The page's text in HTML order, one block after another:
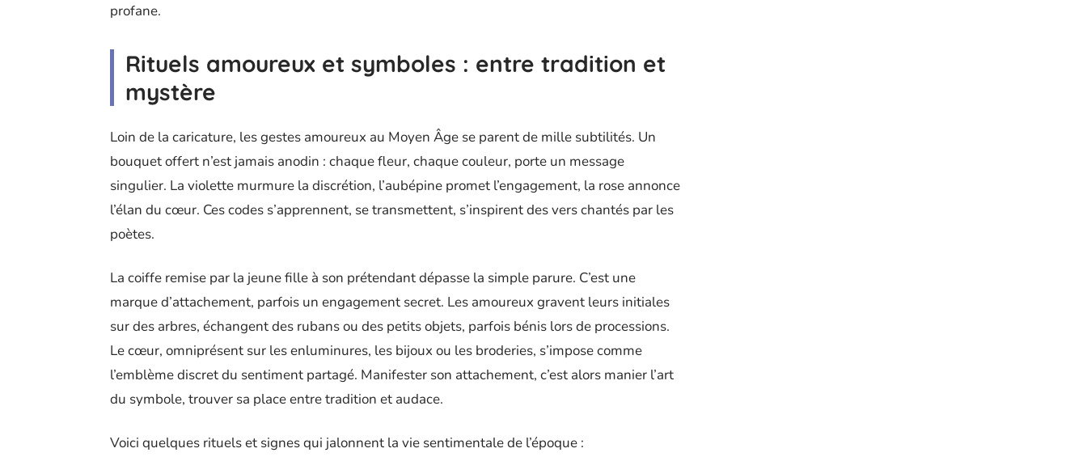
profane.
Rituels amoureux et symboles : entre tradition et
mystère
Loin de la caricature, les gestes amoureux au Moyen Âge se parent de mille subtilités. Un
bouquet offert n’est jamais anodin : chaque fleur, chaque couleur, porte un message
singulier. La violette murmure la discrétion, l’aubépine promet l’engagement, la rose annonce
l’élan du cœur. Ces codes s’apprennent, se transmettent, s’inspirent des vers chantés par les
poètes.
La coiffe remise par la jeune fille à son prétendant dépasse la simple parure. C’est une
marque d’attachement, parfois un engagement secret. Les amoureux gravent leurs initiales
sur des arbres, échangent des rubans ou des petits objets, parfois bénis lors de processions.
Le cœur, omniprésent sur les enluminures, les bijoux ou les broderies, s’impose comme
l’emblème discret du sentiment partagé. Manifester son attachement, c’est alors manier l’art
du symbole, trouver sa place entre tradition et audace.
Voici quelques rituels et signes qui jalonnent la vie sentimentale de l’époque :